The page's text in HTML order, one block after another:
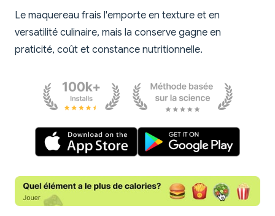
Le maquereau frais l'emporte en texture et en
versatilité culinaire, mais la conserve gagne en
praticité, coût et constance nutritionnelle.